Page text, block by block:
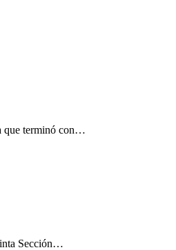
que terminó con…
Sección…